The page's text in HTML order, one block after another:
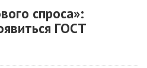
спроса»:
ГОСТ